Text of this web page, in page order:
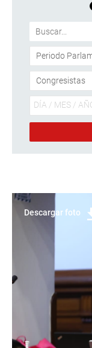
Descargar foto